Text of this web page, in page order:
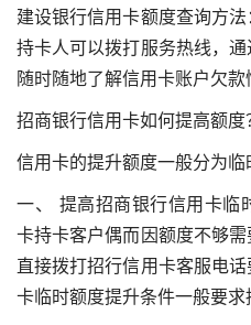
建设银行信用卡额度查询方法
持卡人可以拨打服务热线，通
随时随地了解信用卡账户欠款
招商银行信用卡如何提高额度
信用卡的提升额度一般分为临
一、 提高招商银行信用卡临
卡持卡客户偶而因额度不够
直接拨打招行信用卡客服电
卡临时额度提升条件一般要求